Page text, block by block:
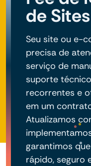
de Sites
Seu site ou e-
precisa de
serviço de
suporte
recorrentes e
em um
Atualizamos
garantimos
rápido, seguro